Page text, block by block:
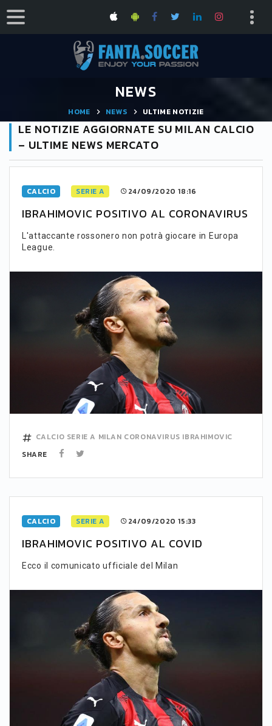
NEWS
HOME NEWS ULTIME NOTIZIE
LE NOTIZIE AGGIORNATE SU MILAN CALCIO
– ULTIME NEWS MERCATO
CALCIO SERIE A 24/09/2020 18:16
IBRAHIMOVIC POSITIVO AL CORONAVIRUS
L'attaccante rossonero non potrà giocare in Europa
League.
CALCIO SERIE A MILAN CORONAVIRUS IBRAHIMOVIC
SHARE
CALCIO SERIE A 24/09/2020 15:33
IBRAHIMOVIC POSITIVO AL COVID
Ecco il comunicato ufficiale del Milan